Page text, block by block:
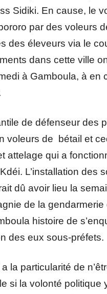
Sidiki. En cause, le
par des voleurs
des éleveurs via le
dans cette ville
à Gamboula, à en
de défenseur des
voleurs de bétail et
qui a
L’installation des
dû avoir lieu la
de la
histoire de
des eux sous-préfets.
la particularité de
si la volonté politique